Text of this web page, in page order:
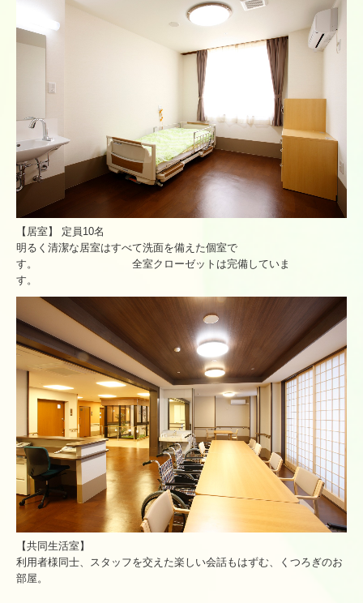
【居室】 定員10名
明るく清潔な居室はすべて洗面を備えた個室で
す。 全室クローゼットは完備していま
す。
【共同生活室】
利用者様同士、スタッフを交えた楽しい会話もはずむ、くつろぎのお
部屋。